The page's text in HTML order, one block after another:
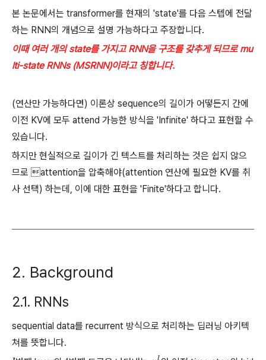
본 논문에서는 transformer를 현재의 'state'를 다음 스텝에 전달
하는 RNN의 개념으로 설명 가능하다고 주장합니다.
이때 여러 개의 state를 가지고 RNN을 구조를 갖추게 되므로 mu
lti-state RNNs (MSRNN)이라고 칭합니다.
(연산만 가능하다면) 이론상 sequence의 길이가 어떻든지 간에
이전 KV에 모두 attend 가능한 방식을 'Infinite' 하다고 표현할 수
있습니다.
하지만 현실적으로 길이가 긴 텍스트를 처리하는 것은 쉽지 않으
므로 attention을 압축해야(attention 연산에 필요한 KV를 취
사 선택) 하는데, 이에 대한 표현을 'Finite'하다고 합니다.
2. Background
2.1. RNNs
sequential data를 recurrent 방식으로 처리하는 딥러닝 아키텍
쳐를 뜻합니다.